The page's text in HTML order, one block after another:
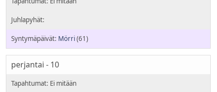
Mörri(61)
perjantai - 10